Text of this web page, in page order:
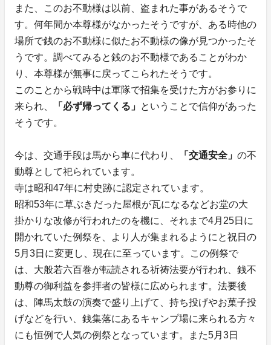
また、このお不動様は以前、盗まれた事があるそうで
す。何年間か本尊様がなかったそうですが、ある時他の
場所で銭のお不動様に似たお不動様の像が見つかったそ
うです。調べてみると銭のお不動様であることがわか
り、本尊様が無事に戻ってこられたそうです。
このことから戦時中は軍隊で招集を受けた方がお参りに
来られ、
「必ず帰ってくる」 ということで信仰があった
そうです。
今は、交通手段は馬から車に代わり、 「交通安全」 の不
動尊として祀られています。
寺は昭和47年に村史跡に認定されています。
昭和53年に草ぶきだった屋根が瓦になるなどお堂の大
掛かりな改修が行われたのを機に、それまで4月25日に
開かれていた例祭を、より人が集まれるようにと祝日の
5月3日に変更し、現在に至っています。この例祭で
は、大般若六百巻が転読される祈祷法要が行われ、銭不
動尊の御利益を参拝者の皆様に広められます。法要後
は、陣馬太鼓の演奏で盛り上げて、持ち投げやお菓子投
げなどを行い、銭集落にあるキャンプ場に来られる方々
にも恒例で人気の例祭となっています。また5月3日